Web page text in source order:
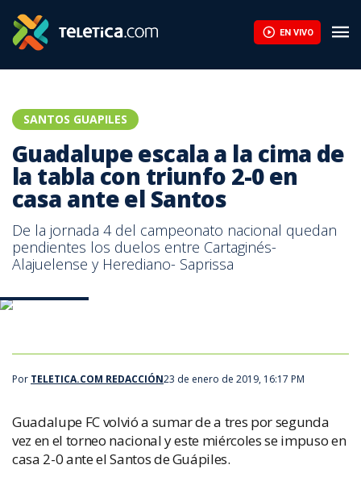
EN VIVO
SANTOS GUAPILES
Guadalupe escala a la cima de
la tabla con triunfo 2-0 en
casa ante el Santos
De la jornada 4 del campeonato nacional quedan
pendientes los duelos entre Cartaginés-
Alajuelense y Herediano- Saprissa
Por TELETICA.COM REDACCIÓN23 de enero de 2019, 16:17 PM
Guadalupe FC volvió a sumar de a tres por segunda
vez en el torneo nacional y este miércoles se impuso en
casa 2-0 ante el Santos de Guápiles.